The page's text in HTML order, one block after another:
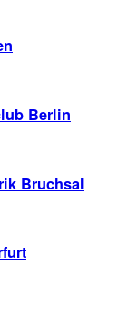
Berlin
Bruchsal